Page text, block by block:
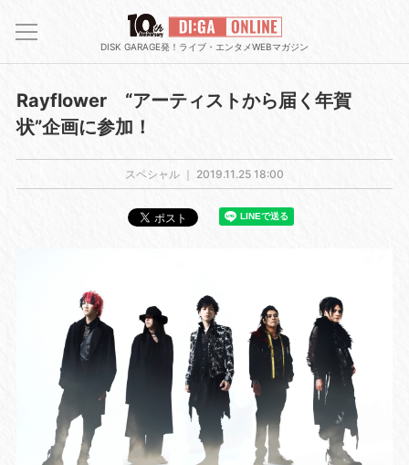
DISK GARAGE発！ライブ・エンタメWEBマガジン
Rayflower “アーティストから届く年賀
状”企画に参加！
スペシャル ｜ 2019.11.25 18:00